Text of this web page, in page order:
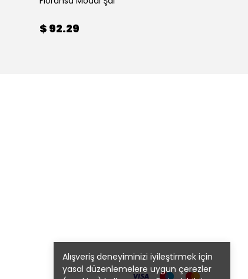
Alışveriş deneyiminizi iyileştirmek için
yasal düzenlemelere uygun çerezler
$ 92.29